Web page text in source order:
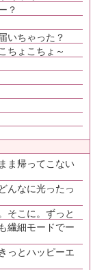
？
いちゃった？
ちょこちょ～
ま帰ってこない
んなに光ったっ
そこに。ずっと
繊細モードでー
っとハッピーエ